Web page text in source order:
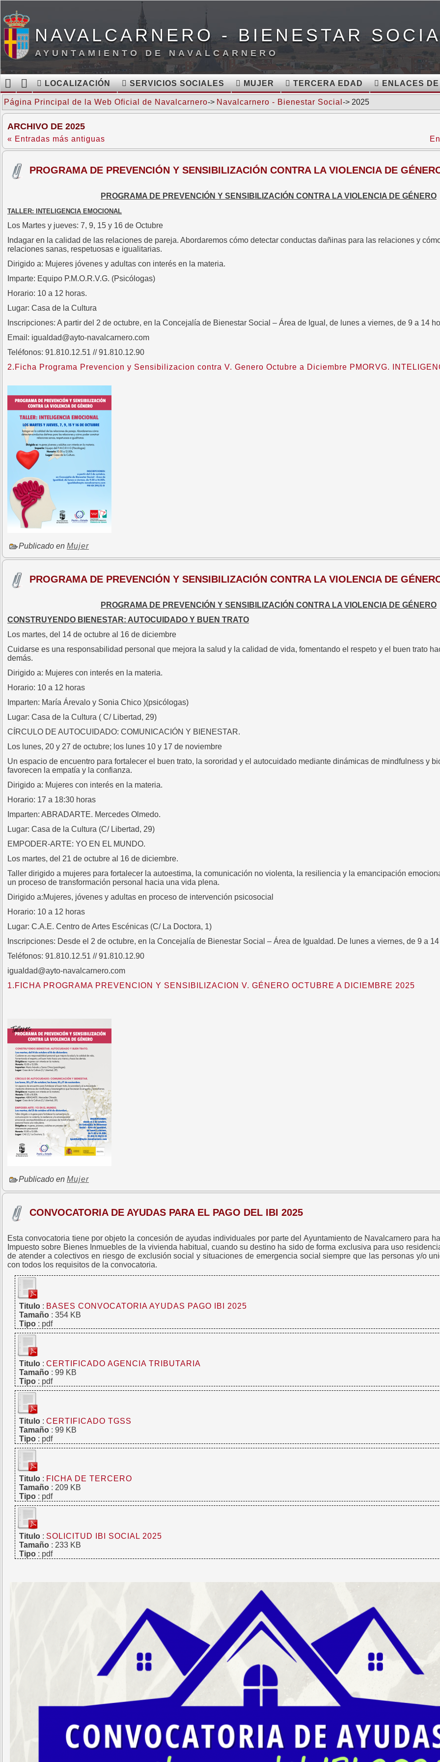
NAVALCARNERO - BIENESTAR
AYUNTAMIENTO DE NAVALCARNERO
LOCALIZACIÓN SERVICIOS SOCIALES MUJER TERCERA EDAD ENLACES
Página Principal de la Web Oficial de Navalcarnero-> Navalcarnero - Bienestar Social -> 2025
ARCHIVO DE 2025
« Entradas más antiguas
PROGRAMA DE PREVENCIÓN Y SENSIBILIZACIÓN CONTRA LA VIOLENCIA DE
PROGRAMA DE PREVENCIÓN Y SENSIBILIZACIÓN CONTRA LA VIOLENCIA DE GÉNERO
TALLER: INTELIGENCIA EMOCIONAL
Los Martes y jueves: 7, 9, 15 y 16 de Octubre
Indagar en la calidad de las relaciones de pareja. Abordaremos cómo detectar conductas dañinas para las relaciones y
relaciones sanas, respetuosas e igualitarias.
Dirigido a: Mujeres jóvenes y adultas con interés en la materia.
Imparte: Equipo P.M.O.R.V.G. (Psicólogas)
Horario: 10 a 12 horas.
Lugar: Casa de la Cultura
Inscripciones: A partir del 2 de octubre, en la Concejalía de Bienestar Social – Área de Igual, de lunes a viernes, de 9 a 14
Email: igualdad@ayto-navalcarnero.com
Teléfonos: 91.810.12.51 // 91.810.12.90
2.Ficha Programa Prevencion y Sensibilizacion contra V. Genero Octubre a Diciembre PMORVG.
Publicado en Mujer
PROGRAMA DE PREVENCIÓN Y SENSIBILIZACIÓN CONTRA LA VIOLENCIA DE
PROGRAMA DE PREVENCIÓN Y SENSIBILIZACIÓN CONTRA LA VIOLENCIA DE GÉNERO
CONSTRUYENDO BIENESTAR: AUTOCUIDADO Y BUEN TRATO
Los martes, del 14 de octubre al 16 de diciembre
Cuidarse es una responsabilidad personal que mejora la salud y la calidad de vida, fomentando el respeto y el buen trato
demás.
Dirigido a: Mujeres con interés en la materia.
Horario: 10 a 12 horas
Imparten: María Árevalo y Sonia Chico )(psicólogas)
Lugar: Casa de la Cultura ( C/ Libertad, 29)
CÍRCULO DE AUTOCUIDADO: COMUNICACIÓN Y BIENESTAR.
Los lunes, 20 y 27 de octubre; los lunes 10 y 17 de noviembre
Un espacio de encuentro para fortalecer el buen trato, la sororidad y el autocuidado mediante dinámicas de mindfulness y
favorecen la empatía y la confianza.
Dirigido a: Mujeres con interés en la materia.
Horario: 17 a 18:30 horas
Imparten: ABRADARTE. Mercedes Olmedo.
Lugar: Casa de la Cultura (C/ Libertad, 29)
EMPODER-ARTE: YO EN EL MUNDO.
Los martes, del 21 de octubre al 16 de diciembre.
Taller dirigido a mujeres para fortalecer la autoestima, la comunicación no violenta, la resiliencia y la emancipación
un proceso de transformación personal hacia una vida plena.
Dirigido a:Mujeres, jóvenes y adultas en proceso de intervención psicosocial
Horario: 10 a 12 horas
Lugar: C.A.E. Centro de Artes Escénicas (C/ La Doctora, 1)
Inscripciones: Desde el 2 de octubre, en la Concejalía de Bienestar Social – Área de Igualdad. De lunes a viernes, de 9 a
Teléfonos: 91.810.12.51 // 91.810.12.90
igualdad@ayto-navalcarnero.com
1.FICHA PROGRAMA PREVENCION Y SENSIBILIZACION V. GÉNERO OCTUBRE A DICIEMBRE 2025
Publicado en Mujer
CONVOCATORIA DE AYUDAS PARA EL PAGO DEL IBI 2025
Esta convocatoria tiene por objeto la concesión de ayudas individuales por parte del Ayuntamiento de Navalcarnero para
Impuesto sobre Bienes Inmuebles de la vivienda habitual, cuando su destino ha sido de forma exclusiva para uso
de atender a colectivos en riesgo de exclusión social y situaciones de emergencia social siempre que las personas y/o
con todos los requisitos de la convocatoria.
Titulo: BASES CONVOCATORIA AYUDAS PAGO IBI 2025
Tamaño: 354 KB
Tipo: pdf
Titulo: CERTIFICADO AGENCIA TRIBUTARIA
Tamaño: 99 KB
Tipo: pdf
Titulo: CERTIFICADO TGSS
Tamaño: 99 KB
Tipo: pdf
Titulo: FICHA DE TERCERO
Tamaño: 209 KB
Tipo: pdf
Titulo: SOLICITUD IBI SOCIAL 2025
Tamaño: 233 KB
Tipo: pdf